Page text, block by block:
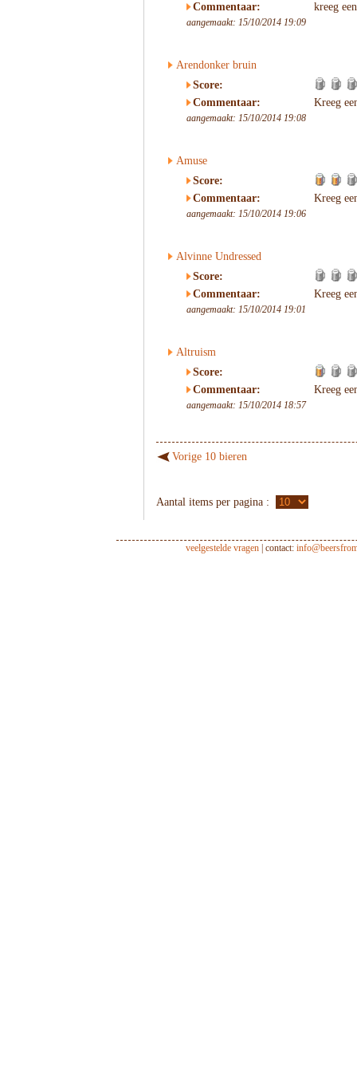
Commentaar:
kreeg
aangemaakt: 15/10/2014 19:09
Arendonker bruin
Score:
Commentaar:
Kreeg
aangemaakt: 15/10/2014 19:08
Amuse
Score:
Commentaar:
Kreeg
aangemaakt: 15/10/2014 19:06
Alvinne Undressed
Score:
Commentaar:
Kreeg
aangemaakt: 15/10/2014 19:01
Altruism
Score:
Commentaar:
Kreeg
aangemaakt: 15/10/2014 18:57
Vorige 10 bieren
Aantal items per pagina :
veelgestelde vragen | contact: